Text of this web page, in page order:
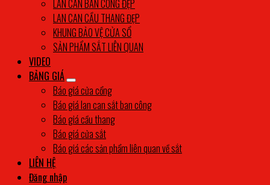
LAN CAN BAN CÔNG ĐẸP
LAN CAN CẦU THANG ĐẸP
KHUNG BẢO VỆ CỬA SỔ
SẢN PHẨM SẮT LIÊN QUAN
VIDEO
BẢNG GIÁ
Báo giá cửa cổng
Báo giá lan can sắt ban công
Báo giá cầu thang
Báo giá cửa sắt
Báo giá các sản phẩm liên quan về sắt
LIÊN HỆ
Đăng nhập